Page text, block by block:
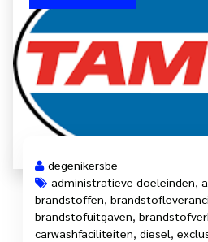
degenikersbe
administratieve doeleinden,
brandstoffen,
brandstofuitgaven,
carwashfaciliteiten, diesel,